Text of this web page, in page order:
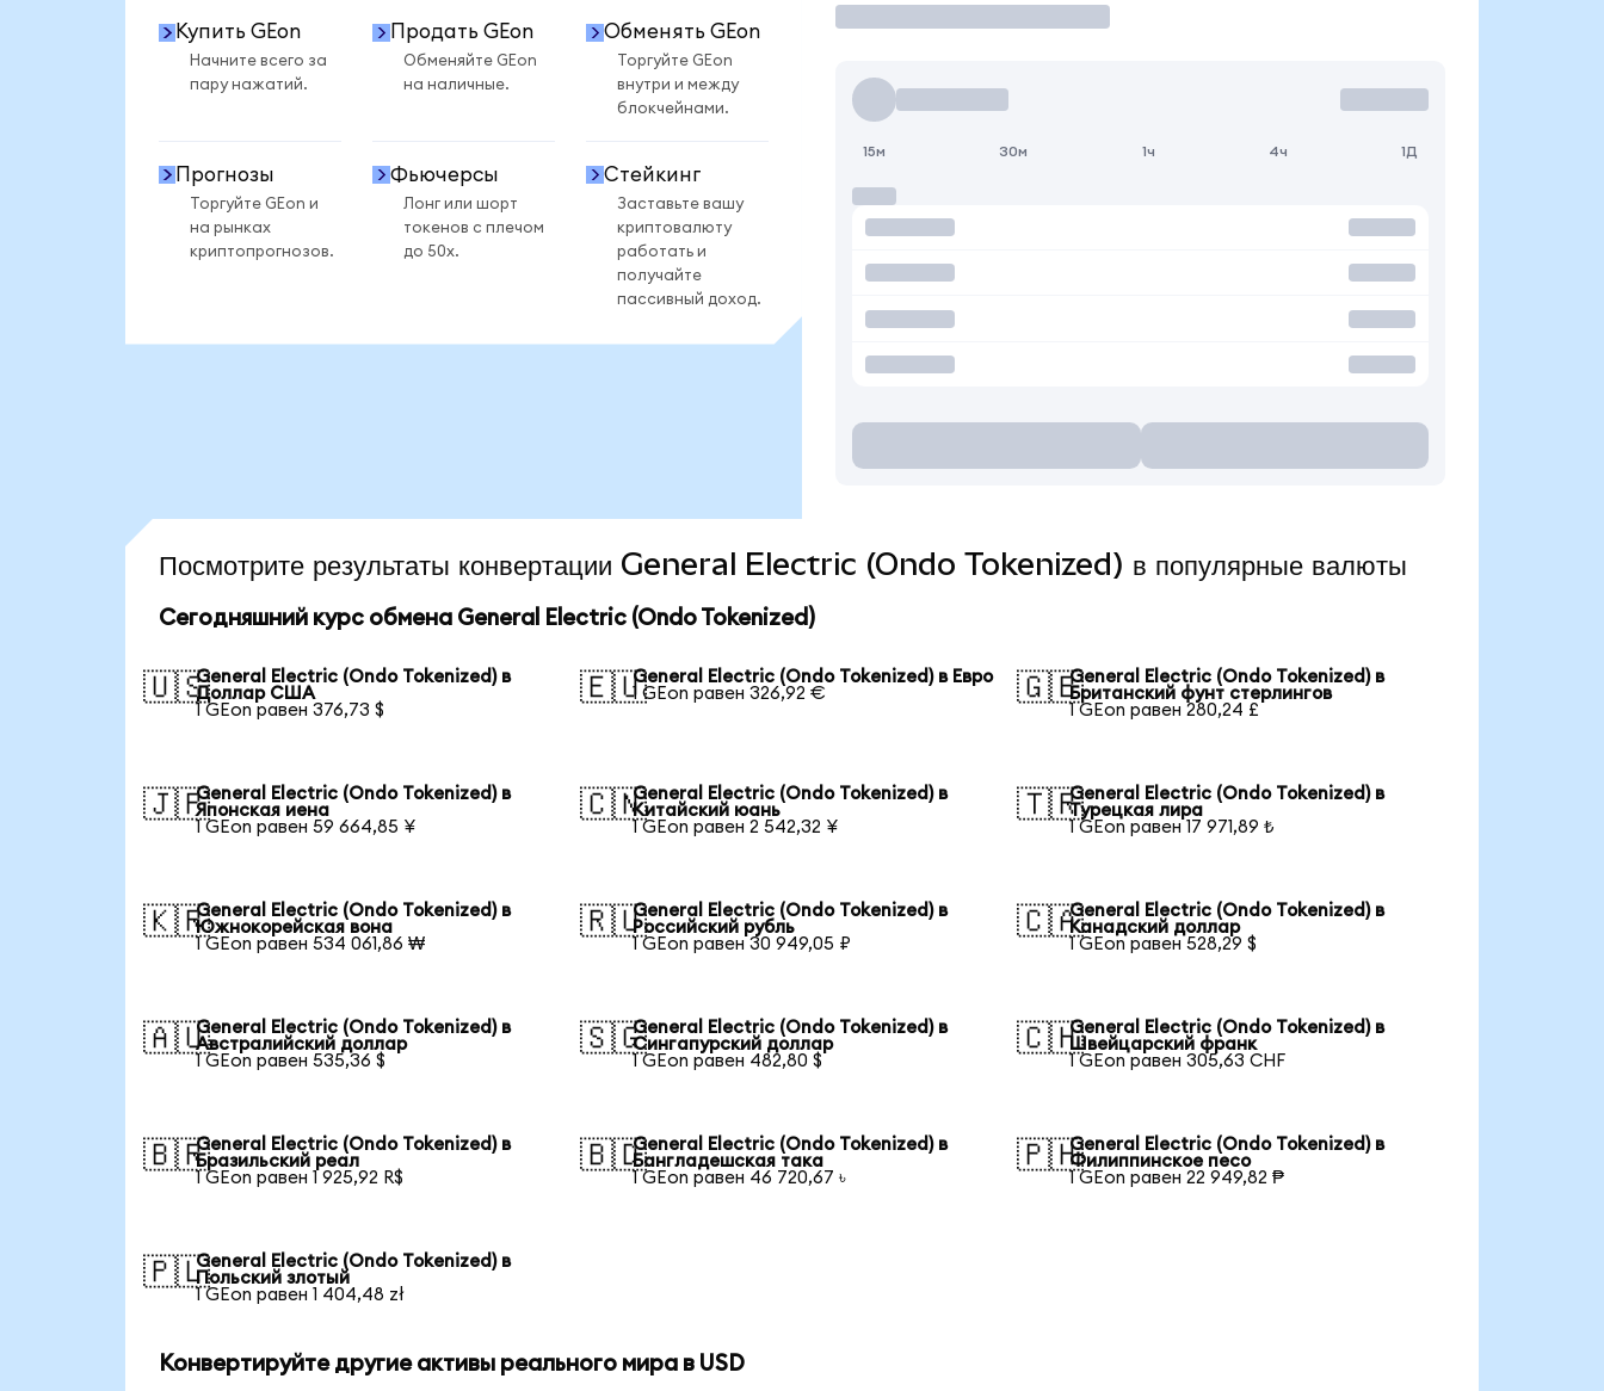
Купить GEon
Начните всего за
пару нажатий.
Продать GEon
Обменяйте GEon
на наличные.
Обменять GEon
Торгуйте GEon
внутри и между
блокчейнами.
Прогнозы
Торгуйте GEon и
на рынках
криптопрогнозов.
Фьючерсы
Лонг или шорт
токенов с плечом
до 50x.
Стейкинг
Заставьте вашу
криптовалюту
работать и
получайте
пассивный доход.
15м 30м 1ч 4ч 1Д
Посмотрите результаты конвертации General Electric (Ondo Tokenized) в популярные валюты
Сегодняшний курс обмена General Electric (Ondo Tokenized)
🇺🇸General Electric (Ondo Tokenized) в
Доллар США
1 GEon равен 376,73 $
🇪🇺General Electric (Ondo Tokenized) в Евро
1 GEon равен 326,92 €
🇬🇧General Electric (Ondo Tokenized) в
Британский фунт стерлингов
1 GEon равен 280,24 £
🇯🇵General Electric (Ondo Tokenized) в
Японская иена
1 GEon равен 59 664,85 ¥
🇨🇳General Electric (Ondo Tokenized) в
Китайский юань
1 GEon равен 2 542,32 ¥
🇹🇷General Electric (Ondo Tokenized) в
Турецкая лира
1 GEon равен 17 971,89 ₺
🇰🇷General Electric (Ondo Tokenized) в
Южнокорейская вона
1 GEon равен 534 061,86 ₩
🇷🇺General Electric (Ondo Tokenized) в
Российский рубль
1 GEon равен 30 949,05 ₽
🇨🇦General Electric (Ondo Tokenized) в
Канадский доллар
1 GEon равен 528,29 $
🇦🇺General Electric (Ondo Tokenized) в
Австралийский доллар
1 GEon равен 535,36 $
🇸🇬General Electric (Ondo Tokenized) в
Сингапурский доллар
1 GEon равен 482,80 $
🇨🇭General Electric (Ondo Tokenized) в
Швейцарский франк
1 GEon равен 305,63 CHF
🇧🇷General Electric (Ondo Tokenized) в
Бразильский реал
1 GEon равен 1 925,92 R$
🇧🇩General Electric (Ondo Tokenized) в
Бангладешская така
1 GEon равен 46 720,67 ৳
🇵🇭General Electric (Ondo Tokenized) в
Филиппинское песо
1 GEon равен 22 949,82 ₱
🇵🇱General Electric (Ondo Tokenized) в
Польский злотый
1 GEon равен 1 404,48 zł
Конвертируйте другие активы реального мира в USD